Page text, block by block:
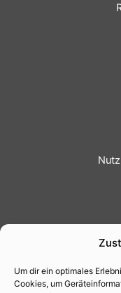
Um dir ein optimales
Cookies, um